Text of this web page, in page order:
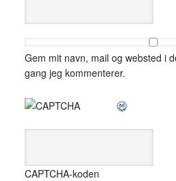
Gem mit navn, mail og websted i
gang jeg kommenterer.
CAPTCHA-koden